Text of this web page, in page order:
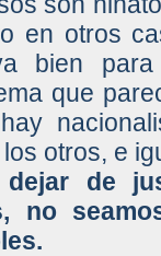
en otros
bien
que
otros, e
de
no